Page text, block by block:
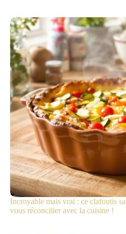
Incroyable mais vrai : ce clafoutis
vous réconcilier avec la cuisine !